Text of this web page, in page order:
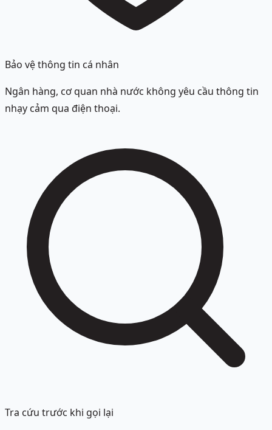
Bảo vệ thông tin cá nhân
Ngân hàng, cơ quan nhà nước không yêu cầu thông tin
nhạy cảm qua điện thoại.
Tra cứu trước khi gọi lại